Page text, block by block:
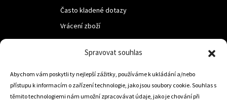
Spravovat souhlas
Abychom vám poskytli ty nejlepší zážitky, používáme k ukládání a/nebo
přístupu k informacím o zařízení technologie, jako jsou soubory cookie. Souhlas s
těmito technologiemi nám umožní zpracovávat údaje, jako je chování při
Často kladené dotazy
Vrácení zboží
LUF s.r.o.
Nám. M.R.Štefanika 518,
Trstená 02801